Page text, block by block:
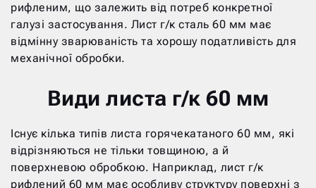
рифленим, що залежить від потреб конкретної
галузі застосування. Лист г/к сталь 60 мм має
відмінну зварюваність та хорошу податливість для
механічної обробки.
Види листа г/к 60 мм
Існує кілька типів листа горячекатаного 60 мм, які
відрізняються не тільки товщиною, а й
поверхневою обробкою. Наприклад, лист г/к
рифлений 60 мм має особливу структуру поверхні з